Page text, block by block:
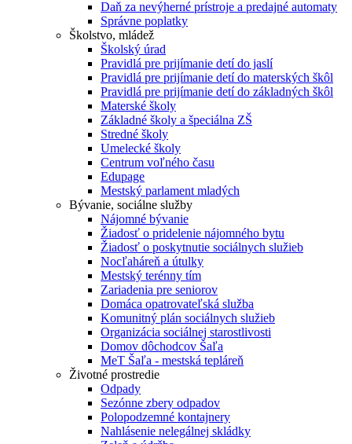
Daň za nevýherné prístroje a predajné automaty
Správne poplatky
Školstvo, mládež
Školský úrad
Pravidlá pre prijímanie detí do jaslí
Pravidlá pre prijímanie detí do materských škôl
Pravidlá pre prijímanie detí do základných škôl
Materské školy
Základné školy a špeciálna ZŠ
Stredné školy
Umelecké školy
Centrum voľného času
Edupage
Mestský parlament mladých
Bývanie, sociálne služby
Nájomné bývanie
Žiadosť o pridelenie nájomného bytu
Žiadosť o poskytnutie sociálnych služieb
Nocľaháreň a útulky
Mestský terénny tím
Zariadenia pre seniorov
Domáca opatrovateľská služba
Komunitný plán sociálnych služieb
Organizácia sociálnej starostlivosti
Domov dôchodcov Šaľa
MeT Šaľa - mestská tepláreň
Životné prostredie
Odpady
Sezónne zbery odpadov
Polopodzemné kontajnery
Nahlásenie nelegálnej skládky